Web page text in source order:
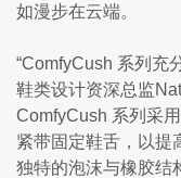
如漫步在云端。
“ComfyCush 系列充
鞋类设计资深总监
ComfyCush 系列采
紧带固定鞋舌，以提
独特的泡沫与橡胶结